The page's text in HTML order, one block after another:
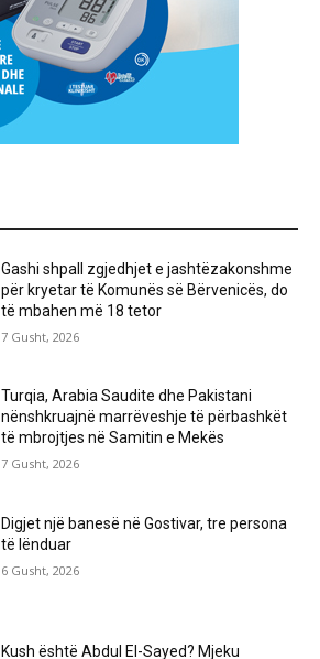
Gashi shpall zgjedhjet e jashtëzakonshme
për kryetar të Komunës së Bërvenicës, do
të mbahen më 18 tetor
7 Gusht, 2026
Turqia, Arabia Saudite dhe Pakistani
nënshkruajnë marrëveshje të përbashkët
të mbrojtjes në Samitin e Mekës
7 Gusht, 2026
Digjet një banesë në Gostivar, tre persona
të lënduar
6 Gusht, 2026
Kush është Abdul El-Sayed? Mjeku